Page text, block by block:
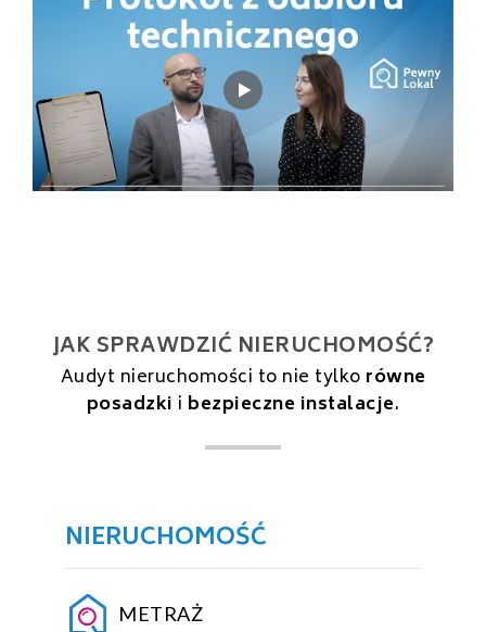
JAK SPRAWDZIĆ NIERUCHOMOŚĆ?
Audyt nieruchomości to nie tylko równe
posadzki i bezpieczne instalacje.
NIERUCHOMOŚĆ
METRAŻ